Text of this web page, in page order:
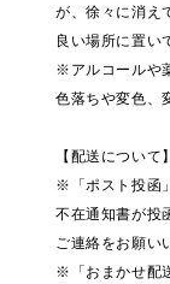
が、徐々に消え
良い場所に置い
※アルコールや
色落ちや変色、
【配送について】
※「ポスト投函
不在通知書が投
ご連絡をお願い
※「おまかせ配